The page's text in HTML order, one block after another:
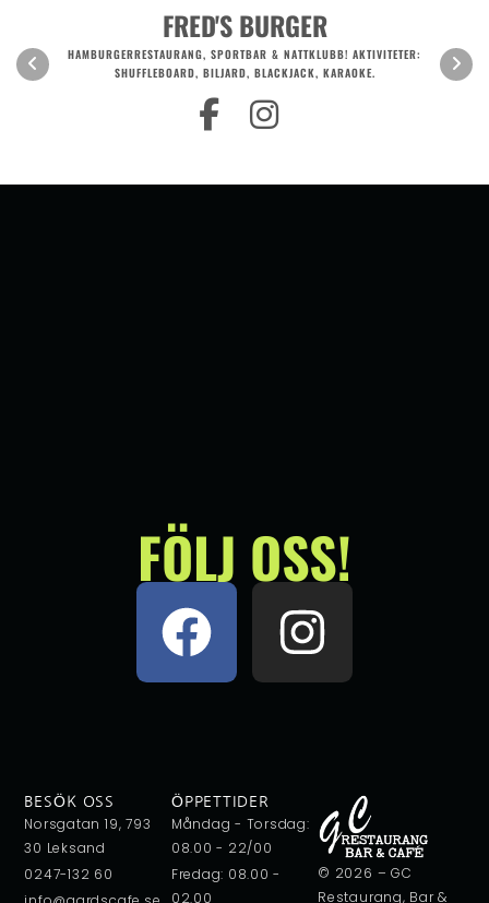
FRED'S BURGER
HAMBURGERRESTAURANG, SPORTBAR & NATTKLUBB! AKTIVITETER:
SHUFFLEBOARD, BILJARD, BLACKJACK, KARAOKE.
FÖLJ OSS!
BESÖK OSS
Norsgatan 19, 793
30 Leksand
0247-132 60
ÖPPETTIDER
Måndag - Torsdag:
08.00 - 22/00
Fredag: 08.00 -
02.00
© 2026 – GC
Restaurang, Bar &